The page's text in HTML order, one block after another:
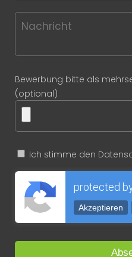
Bewerbung bitte als
(optional)
Ich stimme den
protected
Akzeptieren